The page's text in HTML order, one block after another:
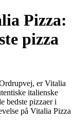
Pizza:
pizza
er Vitalia
italienske
bedste pizzaer i
på Vitalia Pizza